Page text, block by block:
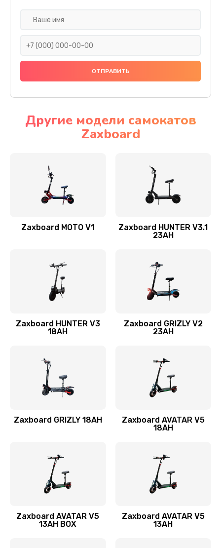
Другие модели самокатов
Zaxboard
Zaxboard MOTO V1
Zaxboard HUNTER V3.1
23AH
Zaxboard HUNTER V3
18AH
Zaxboard GRIZLY V2
23AH
Zaxboard GRIZLY 18AH
Zaxboard AVATAR V5
18AH
Zaxboard AVATAR V5
13AH BOX
Zaxboard AVATAR V5
13AH